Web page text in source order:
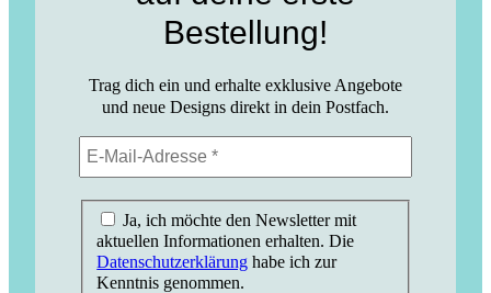
Bestellung!
Trag dich ein und erhalte exklusive Angebote
und neue Designs direkt in dein Postfach.
Ja, ich möchte den Newsletter mit
aktuellen Informationen erhalten. Die
Datenschutzerklärung habe ich zur
Kenntnis genommen.